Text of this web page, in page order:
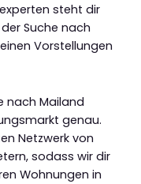
steht dir
Suche nach
Vorstellungen
nach Mailand
genau.
Netzwerk von
sodass wir dir
Wohnungen in